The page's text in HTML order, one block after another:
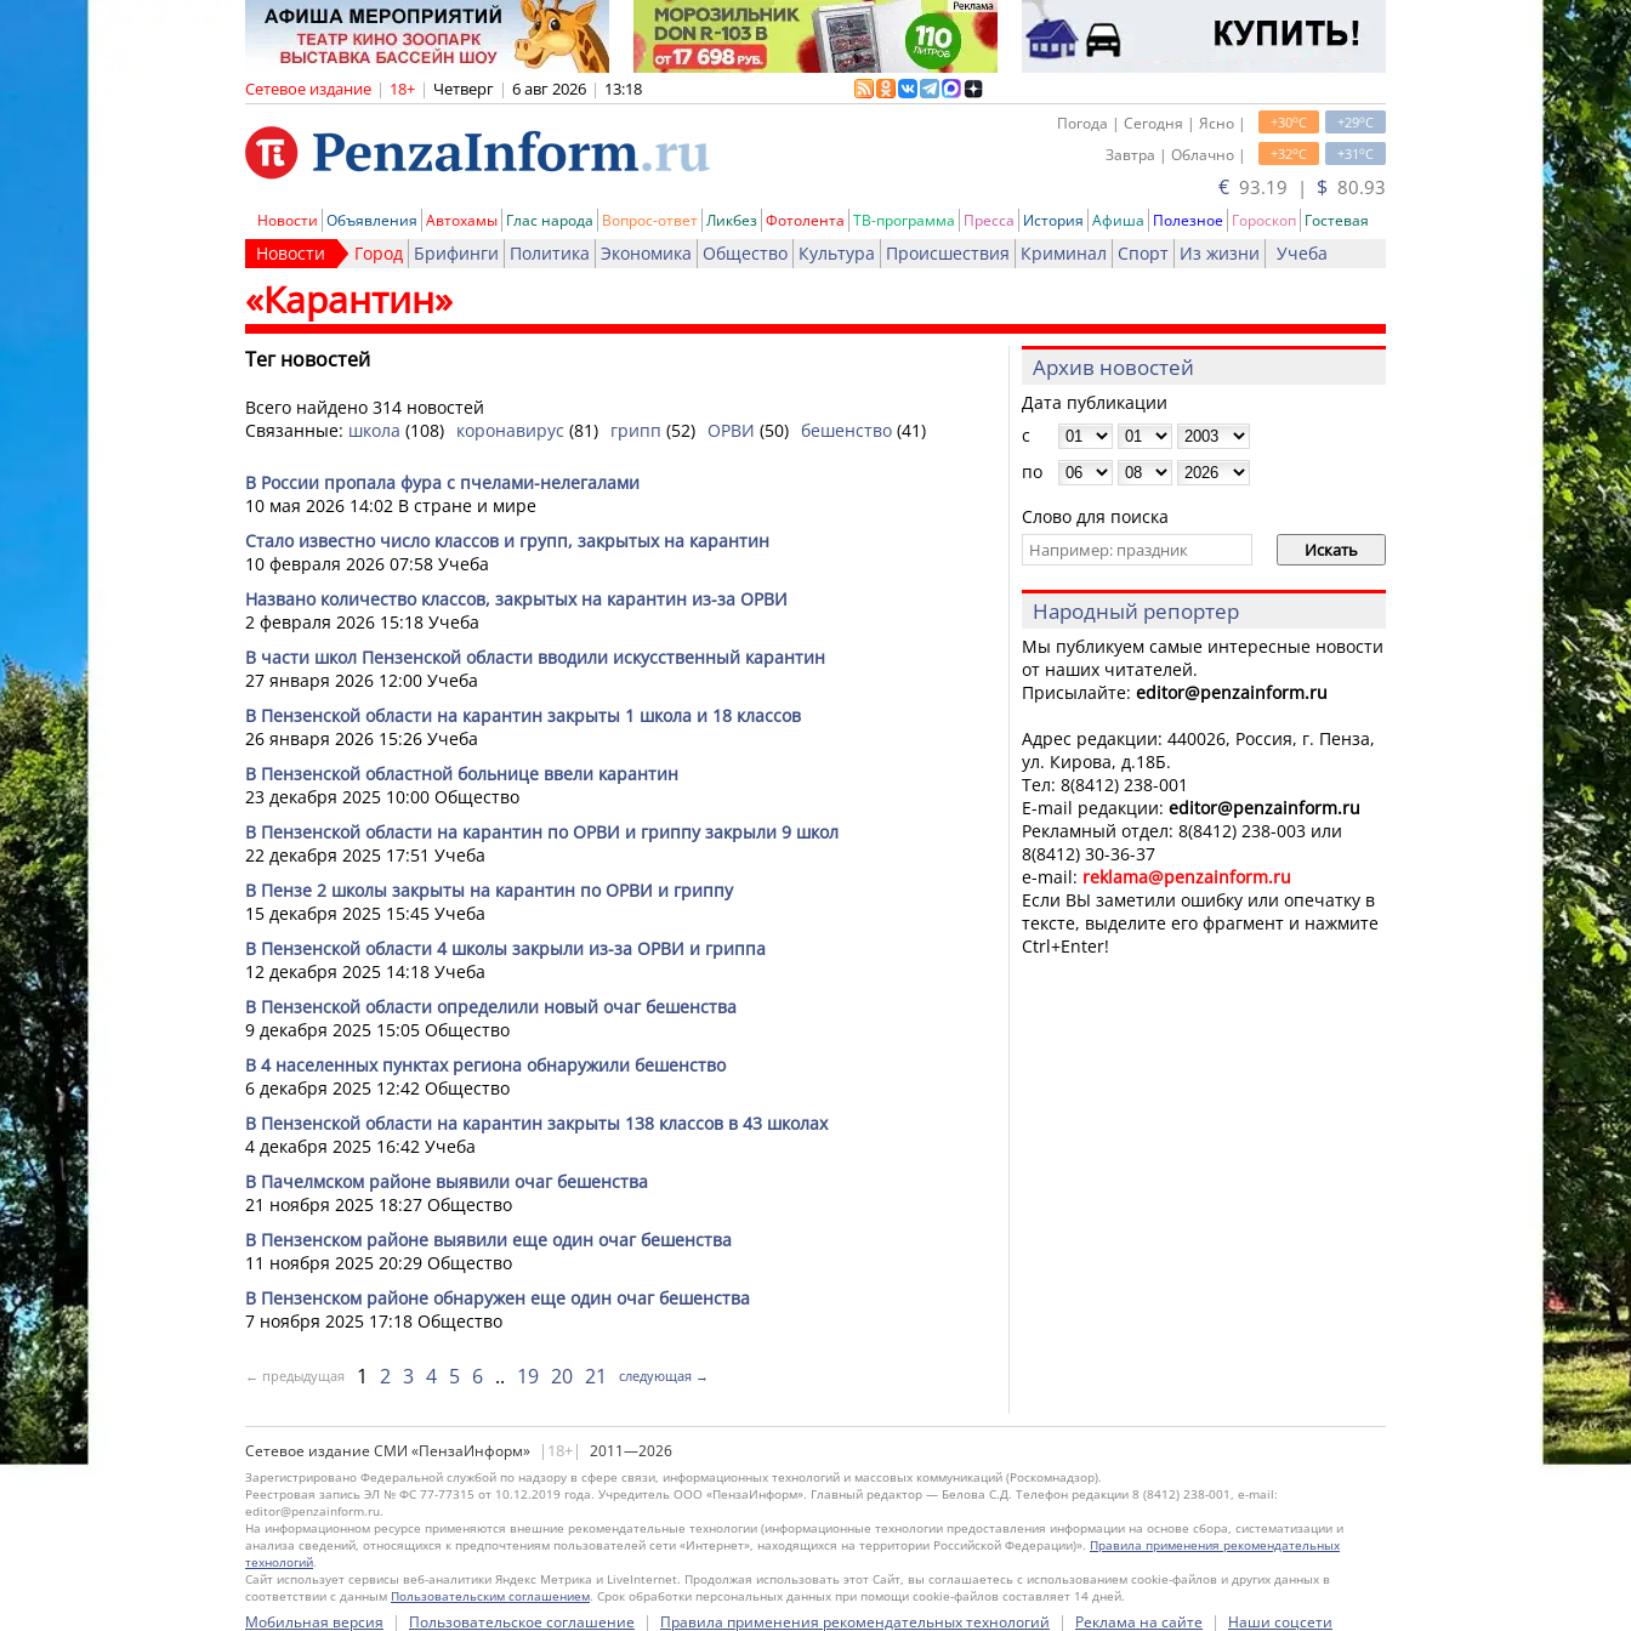
Сетевое издание | 18+ | Четверг | 6 авг 2026 | 13:18
+29oC
+30oC
Погода | Сегодня | Ясно |
+31oC
+32oC
Завтра | Облачно |
€ 93.19 | $ 80.93
Новости Объявления Автохамы Глас народа Вопрос-ответ Ликбез Фотолента ТВ-программа Пресса История Афиша Полезное Гороскоп Гостевая
Новости Город Брифинги Политика Экономика Общество Культура Происшествия Криминал Спорт Из жизни Учеба
«Карантин»
Тег новостей
Всего найдено 314 новостей
Связанные: школа (108) коронавирус (81) грипп (52) ОРВИ (50) бешенство (41)
В России пропала фура с пчелами-нелегалами
10 мая 2026 14:02 В стране и мире
Стало известно число классов и групп, закрытых на карантин
10 февраля 2026 07:58 Учеба
Названо количество классов, закрытых на карантин из-за ОРВИ
2 февраля 2026 15:18 Учеба
В части школ Пензенской области вводили искусственный карантин
27 января 2026 12:00 Учеба
В Пензенской области на карантин закрыты 1 школа и 18 классов
26 января 2026 15:26 Учеба
В Пензенской областной больнице ввели карантин
23 декабря 2025 10:00 Общество
В Пензенской области на карантин по ОРВИ и гриппу закрыли 9 школ
22 декабря 2025 17:51 Учеба
В Пензе 2 школы закрыты на карантин по ОРВИ и гриппу
15 декабря 2025 15:45 Учеба
В Пензенской области 4 школы закрыли из-за ОРВИ и гриппа
12 декабря 2025 14:18 Учеба
В Пензенской области определили новый очаг бешенства
9 декабря 2025 15:05 Общество
В 4 населенных пунктах региона обнаружили бешенство
6 декабря 2025 12:42 Общество
В Пензенской области на карантин закрыты 138 классов в 43 школах
4 декабря 2025 16:42 Учеба
В Пачелмском районе выявили очаг бешенства
21 ноября 2025 18:27 Общество
В Пензенском районе выявили еще один очаг бешенства
11 ноября 2025 20:29 Общество
В Пензенском районе обнаружен еще один очаг бешенства
7 ноября 2025 17:18 Общество
← предыдущая 1 2 3 4 5 6 19 20 21 следующая →
Архив новостей
Дата публикации
с
по
Слово для поиска
Народный репортер
Мы публикуем самые интересные новости
от наших читателей.
Присылайте: editor@penzainform.ru
Адрес редакции: 440026, Россия, г. Пенза,
ул. Кирова, д.18Б.
Тел: 8(8412) 238-001
E-mail редакции: editor@penzainform.ru
Рекламный отдел: 8(8412) 238-003 или
8(8412) 30-36-37
e-mail: reklama@penzainform.ru
Если ВЫ заметили ошибку или опечатку в
тексте, выделите его фрагмент и нажмите
Ctrl+Enter!
Сетевое издание СМИ «ПензаИнформ» |18+| 2011—2026
Зарегистрировано Федеральной службой по надзору в сфере связи, информационных технологий и массовых коммуникаций (Роскомнадзор).
Реестровая запись ЭЛ № ФС 77-77315 от 10.12.2019 года. Учредитель ООО «ПензаИнформ». Главный редактор — Белова С.Д. Телефон редакции 8 (8412) 238-001, e-mail:
editor@penzainform.ru.
На информационном ресурсе применяются внешние рекомендательные технологии (информационные технологии предоставления информации на основе сбора, систематизации и
анализа сведений, относящихся к предпочтениям пользователей сети «Интернет», находящихся на территории Российской Федерации)». Правила применения рекомендательных
технологий.
Сайт использует сервисы веб-аналитики Яндекс Метрика и LiveInternet. Продолжая использовать этот Сайт, вы соглашаетесь с использованием cookie-файлов и других данных в
соответствии с данным Пользовательским соглашением. Срок обработки персональных данных при помощи cookie-файлов составляет 14 дней.
Мобильная версия | Пользовательское соглашение | Правила применения рекомендательных технологий | Реклама на сайте | Наши соцсети